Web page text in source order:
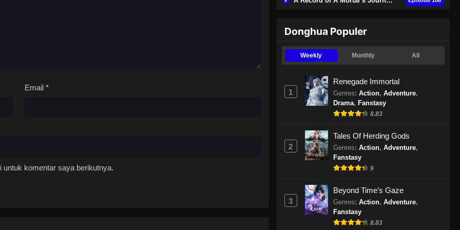
257 Subtitle
Email *
untuk komentar saya berikutnya.
Donghua Populer
Weekly Monthly All
1
Renegade Immortal
Genres: Action, Adventure,
Drama, Fanstasy
8.83
2
Tales Of Herding Gods
Genres: Action, Adventure,
Fanstasy
9
3
Beyond Time’s Gaze
Genres: Action, Adventure,
Fanstasy
8.83